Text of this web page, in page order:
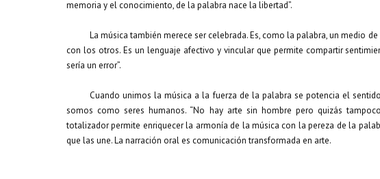
memoria y el conocimiento, de la palabra nace la libertad”.
La música también merece ser celebrada. Es, como la palabra, un medio
con los otros. Es un lenguaje afectivo y vincular que permite compartir
sería un error”.
Cuando unimos la música a la fuerza de la palabra se potencia el
somos como seres humanos. “No hay arte sin hombre pero quizás
totalizador permite enriquecer la armonía de la música con la pereza de la
que las une. La narración oral es comunicación transformada en arte.